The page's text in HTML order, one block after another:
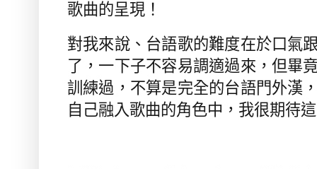
歌曲的呈現！
對我來說、台語歌的難度在於口氣
了，一下子不容易調適過來，但畢
訓練過，不算是完全的台語門外漢
自己融入歌曲的角色中，我很期待